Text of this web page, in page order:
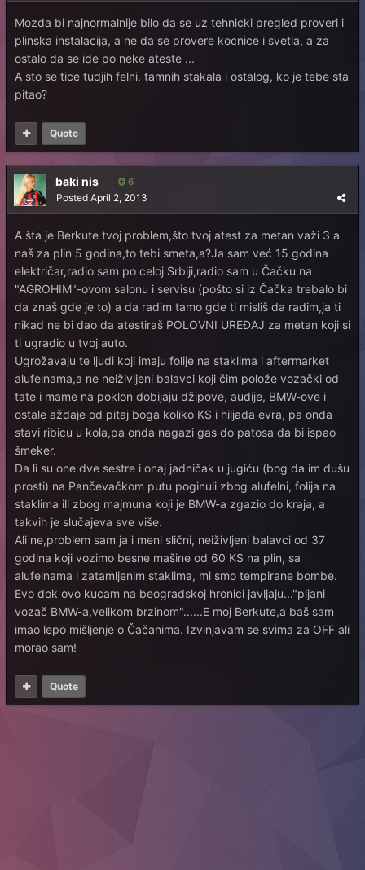
Mozda bi najnormalnije bilo da se uz tehnicki pregled proveri i
plinska instalacija, a ne da se provere kocnice i svetla, a za
ostalo da se ide po neke ateste ...
A sto se tice tudjih felni, tamnih stakala i ostalog, ko je tebe sta
pitao?
Quote
baki nis 6
Posted April 2, 2013
A šta je Berkute tvoj problem,što tvoj atest za metan važi 3 a
naš za plin 5 godina,to tebi smeta,a?Ja sam već 15 godina
električar,radio sam po celoj Srbiji,radio sam u Čačku na
"AGROHIM"-ovom salonu i servisu (pošto si iz Čačka trebalo bi
da znaš gde je to) a da radim tamo gde ti misliš da radim,ja ti
nikad ne bi dao da atestiraš POLOVNI UREĐAJ za metan koji si
ti ugradio u tvoj auto.
Ugrožavaju te ljudi koji imaju folije na staklima i aftermarket
alufelnama,a ne neiživljeni balavci koji čim polože vozački od
tate i mame na poklon dobijaju džipove, audije, BMW-ove i
ostale aždaje od pitaj boga koliko KS i hiljada evra, pa onda
stavi ribicu u kola,pa onda nagazi gas do patosa da bi ispao
šmeker.
Da li su one dve sestre i onaj jadničak u jugiću (bog da im dušu
prosti) na Pančevačkom putu poginuli zbog alufelni, folija na
staklima ili zbog majmuna koji je BMW-a zgazio do kraja, a
takvih je slučajeva sve više.
Ali ne,problem sam ja i meni slični, neiživljeni balavci od 37
godina koji vozimo besne mašine od 60 KS na plin, sa
alufelnama i zatamljenim staklima, mi smo tempirane bombe.
Evo dok ovo kucam na beogradskoj hronici javljaju..."pijani
vozač BMW-a,velikom brzinom"......E moj Berkute,a baš sam
imao lepo mišljenje o Čačanima. Izvinjavam se svima za OFF ali
morao sam!
Quote